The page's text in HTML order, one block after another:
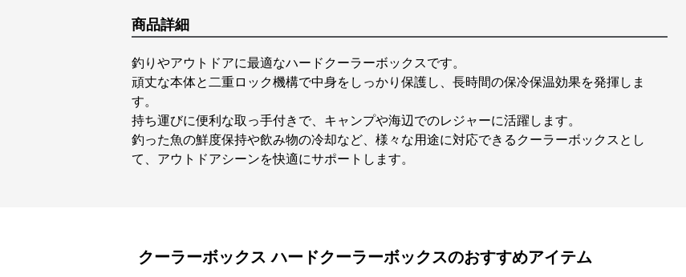
商品詳細
釣りやアウトドアに最適なハードクーラーボックスです。
頑丈な本体と二重ロック機構で中身をしっかり保護し、長時間の保冷保温効果を発揮しま
す。
持ち運びに便利な取っ手付きで、キャンプや海辺でのレジャーに活躍します。
釣った魚の鮮度保持や飲み物の冷却など、様々な用途に対応できるクーラーボックスとし
て、アウトドアシーンを快適にサポートします。
クーラーボックス ハードクーラーボックスのおすすめアイテム